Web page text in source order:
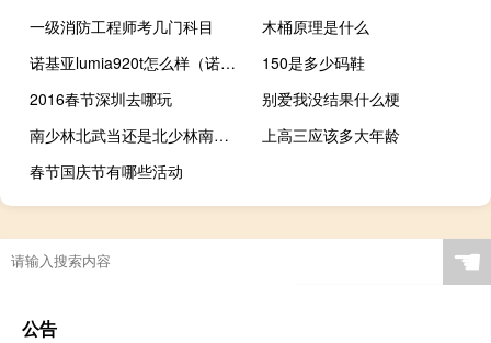
一级消防工程师考几门科目
木桶原理是什么
诺基亚lumia920t怎么样（诺基亚lumia920t）
150是多少码鞋
2016春节深圳去哪玩
别爱我没结果什么梗
南少林北武当还是北少林南武当
上高三应该多大年龄
春节国庆节有哪些活动
☚
公告